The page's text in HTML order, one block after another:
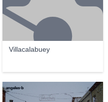
Villacalabuey
angeles-b